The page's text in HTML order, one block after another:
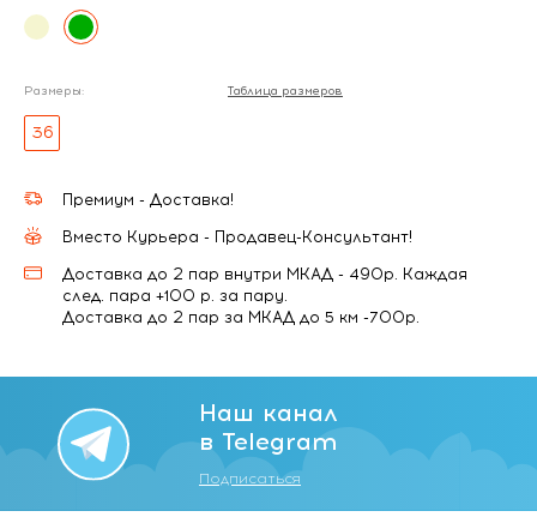
Размеры: Таблица размеров
36
Премиум - Доставка!
Вместо Курьера - Продавец-Консультант!
Доставка до 2 пар внутри МКАД - 490р. Каждая
след. пара +100 р. за пару.
Доставка до 2 пар за МКАД до 5 км -700р.
Наш канал
в Telegram
Подписаться